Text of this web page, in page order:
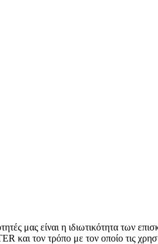
μας είναι η ιδιωτικότητα των
και τον τρόπο με τον οποίο τις